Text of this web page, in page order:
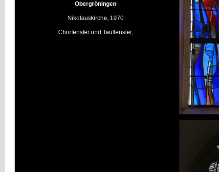
Obergröningen
Nikolauskirche, 1970
Chorfenster und Tauffenster,